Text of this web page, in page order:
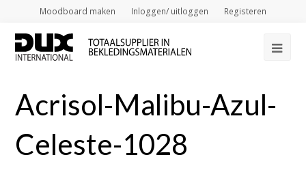
Moodboard maken Inloggen/ uitloggen Registeren
Acrisol-Malibu-Azul-
Celeste-1028